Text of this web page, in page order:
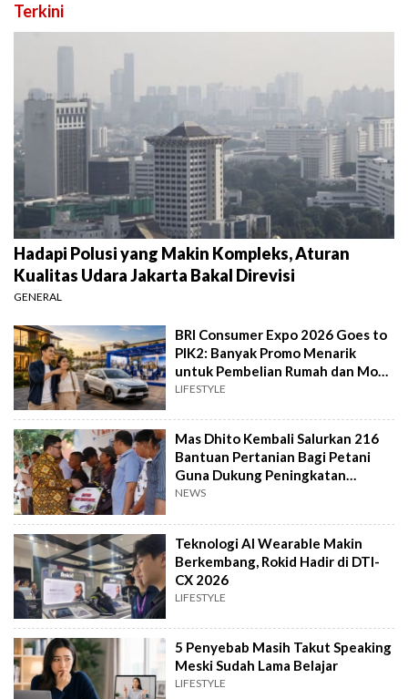
Terkini
Hadapi Polusi yang Makin Kompleks, Aturan
Kualitas Udara Jakarta Bakal Direvisi
GENERAL
BRI Consumer Expo 2026 Goes to
PIK2: Banyak Promo Menarik
untuk Pembelian Rumah dan Mobil
Baru
LIFESTYLE
Mas Dhito Kembali Salurkan 216
Bantuan Pertanian Bagi Petani
Guna Dukung Peningkatan
Produksi
NEWS
Teknologi AI Wearable Makin
Berkembang, Rokid Hadir di DTI-
CX 2026
LIFESTYLE
5 Penyebab Masih Takut Speaking
Meski Sudah Lama Belajar
LIFESTYLE